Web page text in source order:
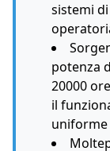
sistemi
potenza
20000
il
uniforme